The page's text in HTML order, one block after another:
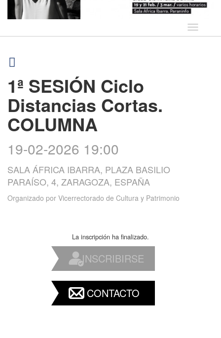
Idioma
1ª SESIÓN Ciclo
Distancias Cortas.
COLUMNA
19-02-2026 19:00
SALA ÁFRICA IBARRA, PLAZA BASILIO
PARAÍSO, 4, ZARAGOZA, ESPAÑA
Organizado por Vicerrectorado de Cultura y Patrimonio
La inscripción ha finalizado.
INSCRIBIRSE
CONTACTO